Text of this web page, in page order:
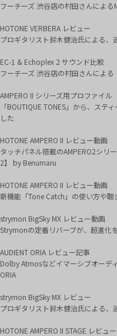
フーチーズ 渋谷店の村田さんによる
HOTONE VERBERA レビュー
プロギタリスト鈴木健治氏による
EC-1 & Echoplex 2 サウンド比較
フーチーズ 渋谷店の村田さんによ
AMPERO II シリーズ用プロファイル
「BOUTIQUE TONES」から、ステ
した
HOTONE AMPERO II レビュー動画
タッチパネル搭載のAMPERO2シリ
2】 by Benumaru
HOTONE AMPERO II レビュー動画
新機能「Tone Catch」の使い方や聴
strymon BigSky MX レビュー動画
Strymonの定番リバーブが、超進化
AUDIENT ORIA レビュー記事
Dolby Atmosなどイマーシブオーデ
ORIA
strymon BigSky MX レビュー
プロギタリスト鈴木健治氏による
HOTONE AMPERO II STAGE レビュー